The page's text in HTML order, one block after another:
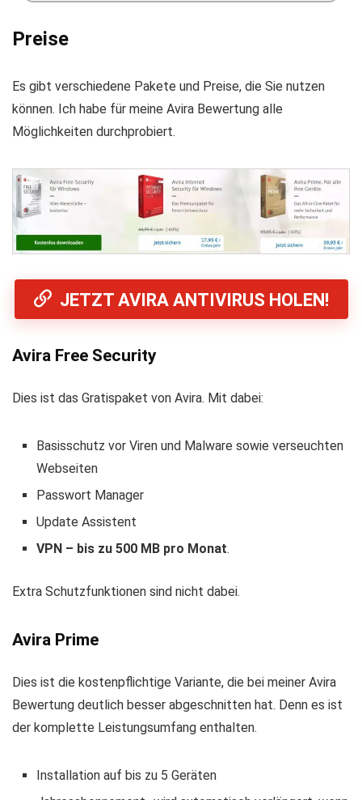
Preise
Es gibt verschiedene Pakete und Preise, die Sie nutzen
können. Ich habe für meine Avira Bewertung alle
Möglichkeiten durchprobiert.
JETZT AVIRA ANTIVIRUS HOLEN!
Avira Free Security
Dies ist das Gratispaket von Avira. Mit dabei:
Basisschutz vor Viren und Malware sowie verseuchten
Webseiten
Passwort Manager
Update Assistent
VPN – bis zu 500 MB pro Monat.
Extra Schutzfunktionen sind nicht dabei.
Avira Prime
Dies ist die kostenpflichtige Variante, die bei meiner Avira
Bewertung deutlich besser abgeschnitten hat. Denn es ist
der komplette Leistungsumfang enthalten.
Installation auf bis zu 5 Geräten